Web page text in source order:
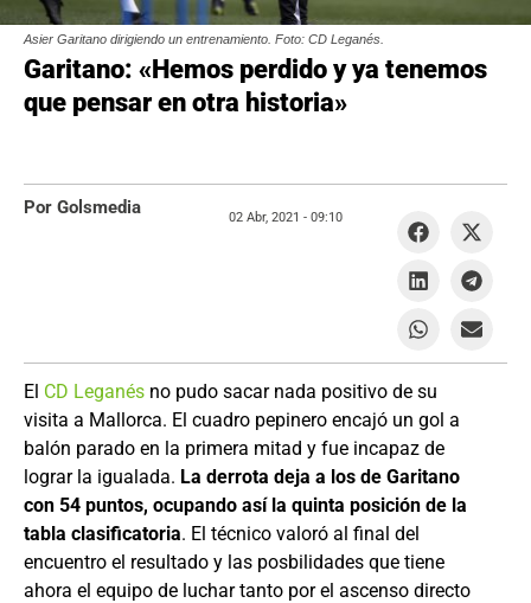
Asier Garitano dirigiendo un entrenamiento. Foto: CD Leganés.
Garitano: «Hemos perdido y ya tenemos
que pensar en otra historia»
El CD Leganés no pudo sacar nada positivo de su
visita a Mallorca. El cuadro pepinero encajó un gol a
balón parado en la primera mitad y fue incapaz de
lograr la igualada. La derrota deja a los de Garitano
con 54 puntos, ocupando así la quinta posición de la
tabla clasificatoria. El técnico valoró al final del
encuentro el resultado y las posbilidades que tiene
ahora el equipo de luchar tanto por el ascenso directo
Por Golsmedia 02 Abr, 2021 - 09:10